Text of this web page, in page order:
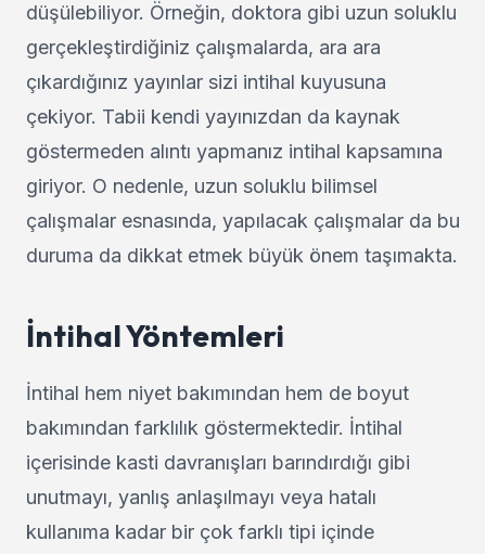
düşülebiliyor. Örneğin, doktora gibi uzun soluklu
gerçekleştirdiğiniz çalışmalarda, ara ara
çıkardığınız yayınlar sizi intihal kuyusuna
çekiyor. Tabii kendi yayınızdan da kaynak
göstermeden alıntı yapmanız intihal kapsamına
giriyor. O nedenle, uzun soluklu bilimsel
çalışmalar esnasında, yapılacak çalışmalar da bu
duruma da dikkat etmek büyük önem taşımakta.
İntihal Yöntemleri
İntihal hem niyet bakımından hem de boyut
bakımından farklılık göstermektedir. İntihal
içerisinde kasti davranışları barındırdığı gibi
unutmayı, yanlış anlaşılmayı veya hatalı
kullanıma kadar bir çok farklı tipi içinde